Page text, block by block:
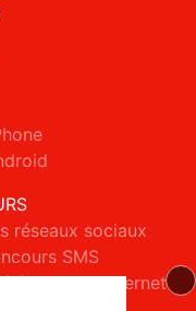
réseaux sociaux
SMS
et internet